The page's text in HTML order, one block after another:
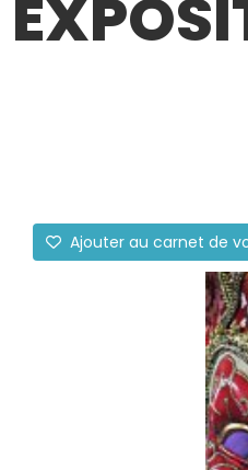
Ajouter au carnet de